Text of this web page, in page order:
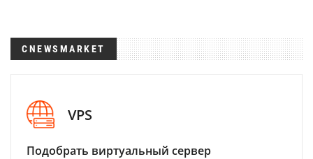
CNEWSMARKET
VPS
Подобрать виртуальный сервер